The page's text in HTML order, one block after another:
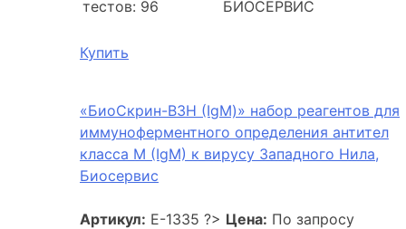
тестов: 96
БИОСЕРВИС
Купить
«БиоСкрин-ВЗН (IgM)» набор реагентов для
иммуноферментного определения антител
класса M (IgM) к вирусу Западного Нила,
Биосервис
Артикул: E-1335 ?> Цена: По запросу